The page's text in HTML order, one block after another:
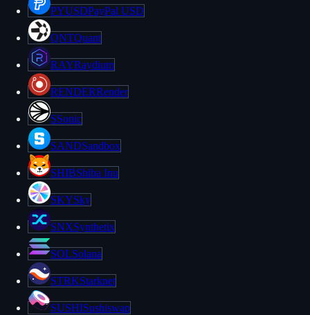
PYUSDPayPal USD
QNTQuant
RAYRaydium
RENDERRender
SSonic
SANDSandbox
SHIBShiba Inu
SKYSky
SNXSynthetix
SOLSolana
STRKStarknet
SUSHISushiswap